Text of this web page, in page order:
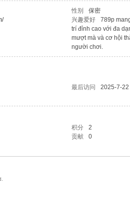
性别
保密
兴趣爱好
789p
trí đỉnh cao với đa
mượt mà và cơ hội
người chơi.
最后访问
2025-7-
积分
2
贡献 0